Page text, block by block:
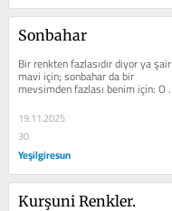
Sonbahar
Bir renkten fazlasıdır diyor ya şair
mavi için; sonbahar da bir
mevsimden fazlası benim için: O
renkler yok mu ahh o renkler!
Handiyse dile...
19.11.2025
30
Yeşilgiresun
Kurşuni Renkler.